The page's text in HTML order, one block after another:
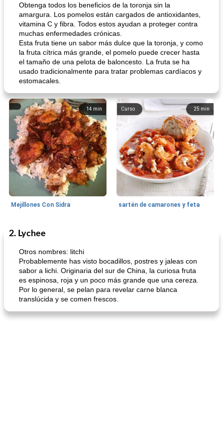
Obtenga todos los beneficios de la toronja sin la
amargura. Los pomelos están cargados de antioxidantes,
vitamina C y fibra. Todos estos ayudan a proteger contra
muchas enfermedades crónicas.
Esta fruta tiene un sabor más dulce que la toronja, y como
la fruta cítrica más grande, el pomelo puede crecer hasta
el tamaño de una pelota de baloncesto. La fruta se ha
usado tradicionalmente para tratar problemas cardíacos y
estomacales.
14 min
Mejillones Con Sidra
25 min
Curso
sartén de camarones y feta
Sopas, Guisos Y Chili
2. Lychee
Otros nombres: litchi
Probablemente has visto bocadillos, postres y jaleas con
sabor a lichi. Originaria del sur de China, la curiosa fruta
es espinosa, roja y un poco más grande que una cereza.
Por lo general, se pelan para revelar carne blanca
translúcida y se comen frescos.